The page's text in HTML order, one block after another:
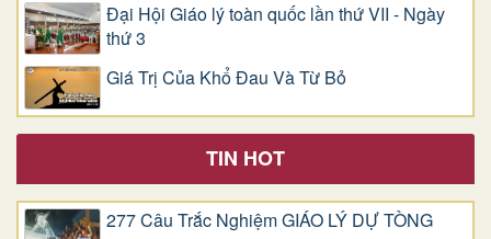
Đại Hội Giáo lý toàn quốc lần thứ VII - Ngày
thứ 3
Giá Trị Của Khổ Ðau Và Từ Bỏ
TIN HOT
277 Câu Trắc Nghiệm GIÁO LÝ DỰ TÒNG